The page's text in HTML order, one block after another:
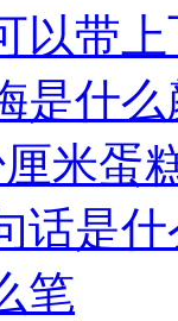
以带
是什
米蛋
话是
笔